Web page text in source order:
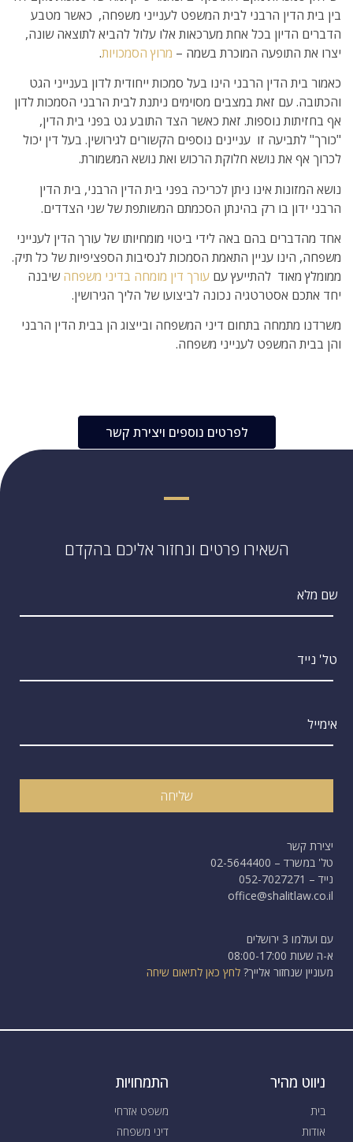
בין בית הדין הרבני לבית המשפט לענייני משפחה, כאשר מטבע
הדברים הדיון בכל אחת מערכאות אלו עלול להביא לתוצאה שונה,
יצרו את התופעה המוכרת בשמה – מרוץ הסמכויות.
כאמור בית הדין הרבני הינו בעל סמכות ייחודית לדון בענייני הגט
והכתובה. עם זאת במצבים מסוימים ניתנת לבית הרבני הסמכות לדון
אף בחזיתות נוספות. זאת כאשר הצד התובע גט בפני בית הדין,
"כורך" לתביעה זו עניינים נוספים הקשורים לגירושין. בעל דין יכול
לכרוך אף את נושא חלוקת הרכוש ואת נושא המשמורת.
נושא המזונות אינו ניתן לכריכה בפני בית הדין הרבני, בית הדין
הרבני ידון בו רק בהינתן הסכמתם המשותפת של שני הצדדים.
אחד מהדברים בהם באה לידי ביטוי מומחיותו של עורך הדין לענייני
משפחה, הינו עניין התאמת הסמכות לנסיבות הספציפיות של כל תיק.
ממומלץ מאוד להתייעץ עם עורך דין מומחה בדיני משפחה שיבנה
יחד אתכם אסטרטגיה נכונה לביצועו של הליך הגירושין.
משרדנו מתמחה בתחום דיני המשפחה ובייצוג הן בבית הדין הרבני
והן בבית המשפט לענייני משפחה.
לפרטים נוספים ויצירת קשר
השאירו פרטים ונחזור אליכם בהקדם
שם מלא
טל' נייד
אימייל
שליחה
יצירת קשר
טל' במשרד – 02-5644400
נייד – 052-7027271
office@shalitlaw.co.il
עם ועולמו 3 ירושלים
א-ה שעות 08:00-17:00
מעוניין שנחזור אלייך? לחץ כאן לתיאום שיחה
ניווט מהיר
בית
אודות
התמחויות
משפט אזרחי
דיני משפחה